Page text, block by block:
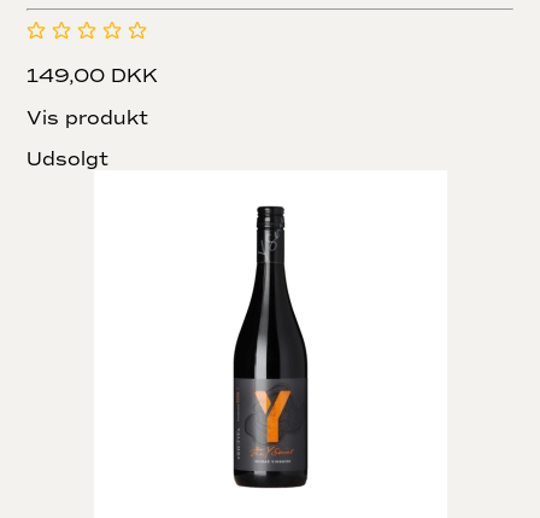
149,00 DKK
Vis produkt
Udsolgt